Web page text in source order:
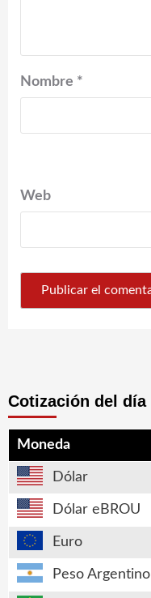
Nombre *
Web
Cotización del día
Moneda
Dólar
Dólar eBROU
Euro
Peso Argentino